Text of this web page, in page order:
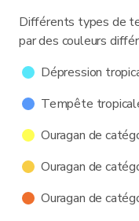
Différents types de
par des couleurs
Dépression
Tempête
Ouragan de
Ouragan de
Ouragan de